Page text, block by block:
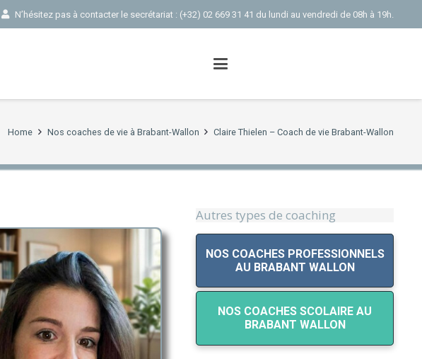
N’hésitez pas à contacter le secrétariat : (+32) 02 669 31 41 du lundi au vendredi de 08h à 19h.
Home Nos coaches de vie à Brabant-Wallon Claire Thielen – Coach de vie Brabant-Wallon
Autres types de coaching
NOS COACHES PROFESSIONNELS
AU BRABANT WALLON
NOS COACHES SCOLAIRE AU
BRABANT WALLON